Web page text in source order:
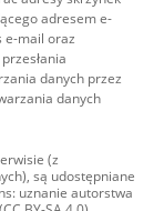
adresem e-
e-mail oraz
danych przez
danych
(z
są udostępniane
uznanie autorstwa